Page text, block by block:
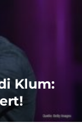
Klum: